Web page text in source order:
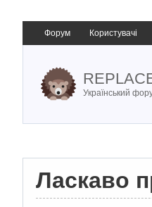
Форум Користувачі
Український
Ласкаво